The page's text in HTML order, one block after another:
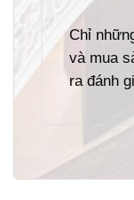
Chỉ
và mua
ra đánh